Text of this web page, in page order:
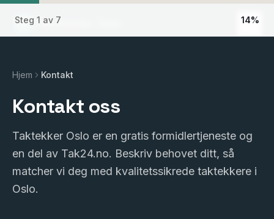
Taktekker Oslo
Hjem Kontakt
Kontakt oss
Taktekker Oslo er en gratis formidlertjeneste og
en del av Tak24.no. Beskriv behovet ditt, så
matcher vi deg med kvalitetssikrede taktekkere i
Oslo.
Steg 1 av 7 14%